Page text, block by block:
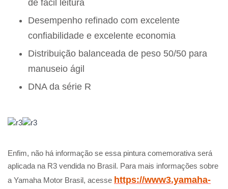
de fácil leitura
Desempenho refinado com excelente
confiabilidade e excelente economia
Distribuição balanceada de peso 50/50 para
manuseio ágil
DNA da série R
Enfim, não há informação se essa pintura comemorativa será
aplicada na R3 vendida no Brasil. Para mais informações sobre
a Yamaha Motor Brasil, acesse https://www3.yamaha-